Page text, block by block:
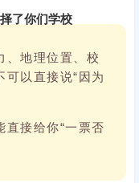
了你们学校
、地理位置、校
以直接说“因为
直接给你“一票否